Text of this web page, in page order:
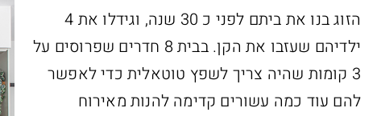
הזוג בנו את ביתם לפני כ 30 שנה, וגידלו את 4
ילדיהם שעזבו את הקן. בבית 8 חדרים שפרוסים על
3 קומות שהיה צריך לשפץ טוטאלית כדי לאפשר
להם עוד כמה עשורים קדימה להנות מאירוח